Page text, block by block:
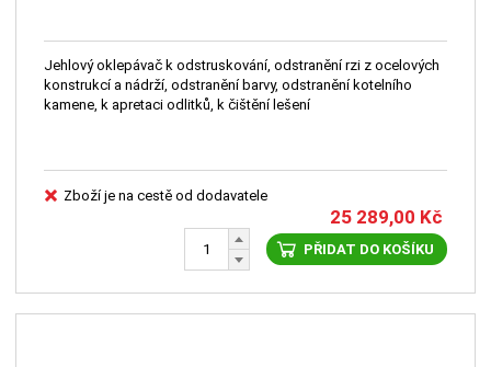
Jehlový oklepávač k odstruskování, odstranění rzi z ocelových
konstrukcí a nádrží, odstranění barvy, odstranění kotelního
kamene, k apretaci odlitků, k čištění lešení
Zboží je na cestě od dodavatele
25 289,00 Kč
PŘIDAT DO KOŠÍKU